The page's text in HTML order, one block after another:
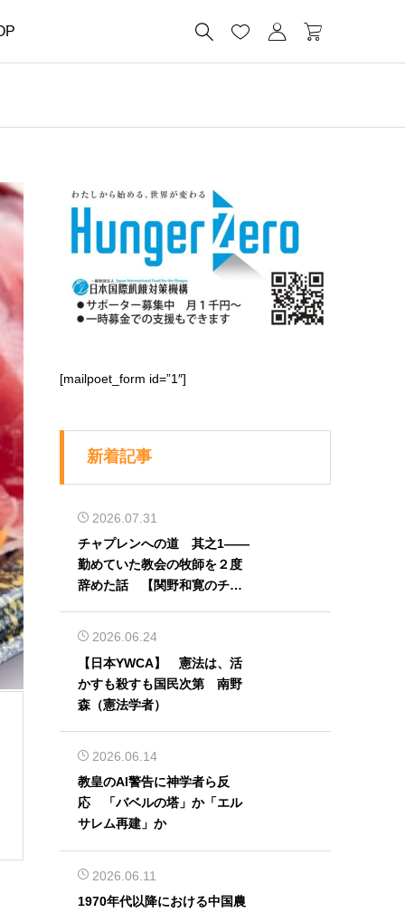
   
[mailpoet_form id=”1″]
新着記事
2026.07.31
チャプレンへの道 其之1――
勤めていた教会の牧師を２度
辞めた話 【関野和寛のチャ
2026.06.24
【日本YWCA】 憲法は、活
かすも殺すも国民次第 南野
森（憲法学者）
2026.06.14
教皇のAI警告に神学者ら反
応 「バベルの塔」か「エル
サレム再建」か
2026.06.11
1970年代以降における中国農